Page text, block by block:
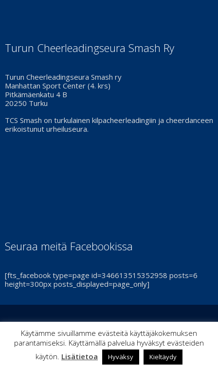
Turun Cheerleadingseura Smash Ry
Turun Cheerleadingseura Smash ry
Manhattan Sport Center (4. krs)
Pitkämäenkatu 4 B
20250 Turku
TCS Smash on turkulainen kilpacheerleadingiin ja cheerdanceen
erikoistunut urheiluseura.
Seuraa meitä Facebookissa
[fts_facebook type=page id=346613515352958 posts=6
height=300px posts_displayed=page_only]
© Turun Cheerleadingseura Smash Ry 2021 | ByItPoint
Kaikki oikeudet pidätetään
Käytämme sivuillamme evästeitä käyttäjäkokemuksen
parantamiseksi. Käyttämällä palvelua hyväksyt evästeiden
käytön. Lisätietoa Hyväksy Kieltäydy